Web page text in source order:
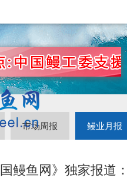
市场周报 鳗业月报
国鳗鱼网》独家报道